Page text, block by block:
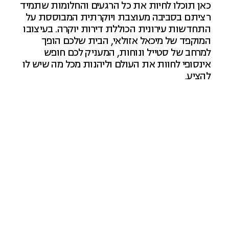
כאן תוכלו לחיות את כל הרגעים והחלומות שתמיד
רציתם בסביבה מעוצבת ויוקרתית המבוססת על
התחדשות עירונית הכוללת דירות יוקרה. בעיצובו
המוקפד של מיכאל אזולאי, הבית שלכם הופך
למרחב של סטייל ונוחות, המעניק לכם חופש
אינסופי לחוות את העולם וליהנות מכל מה שיש לו
להציע.